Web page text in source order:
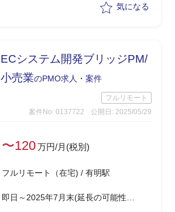
・FedRAMP(High)の対応実態・メガク
気になる
ECシステム開発ブリッジPM/
小売業のPMO求人・案件
フルリモート
案件No. 0137722
公開日: 2025/05/29
〜120万円/月(税別)
フルリモート（在宅) / 有明駅
即日～2025年7月末(延長の可能性あ